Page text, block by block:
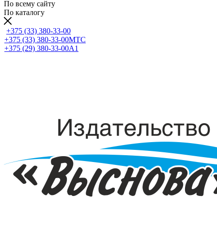
По всему сайту
По каталогу
+375 (33) 380-33-00
+375 (33) 380-33-00МТС
+375 (29) 380-33-00А1